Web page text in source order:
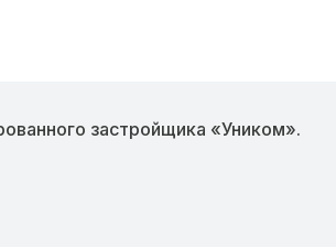
застройщика «Уником».